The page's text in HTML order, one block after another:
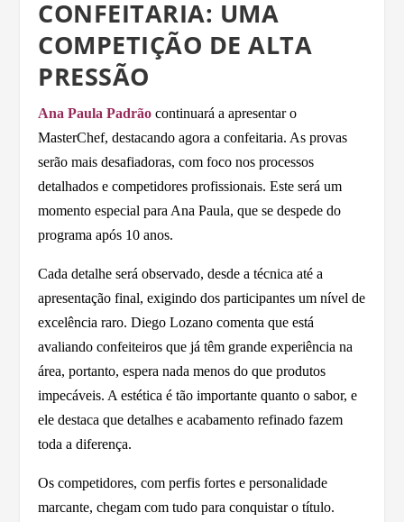
CONFEITARIA: UMA
COMPETIÇÃO DE ALTA
PRESSÃO
Ana Paula Padrão continuará a apresentar o
MasterChef, destacando agora a confeitaria. As provas
serão mais desafiadoras, com foco nos processos
detalhados e competidores profissionais. Este será um
momento especial para Ana Paula, que se despede do
programa após 10 anos.
Cada detalhe será observado, desde a técnica até a
apresentação final, exigindo dos participantes um nível de
excelência raro. Diego Lozano comenta que está
avaliando confeiteiros que já têm grande experiência na
área, portanto, espera nada menos do que produtos
impecáveis. A estética é tão importante quanto o sabor, e
ele destaca que detalhes e acabamento refinado fazem
toda a diferença.
Os competidores, com perfis fortes e personalidade
marcante, chegam com tudo para conquistar o título.